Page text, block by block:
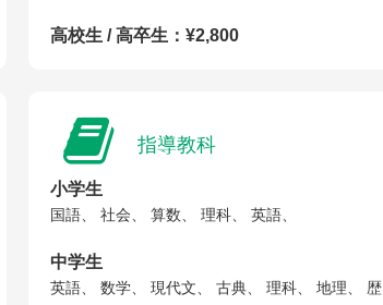
高校生 / 高卒生：¥2,800
指導教科
小学生
国語、 社会、 算数、 理科、 英語、
中学生
英語、 数学、 現代文、 古典、 理科、 地理、 歴